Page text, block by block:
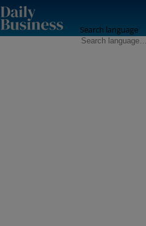
Search language